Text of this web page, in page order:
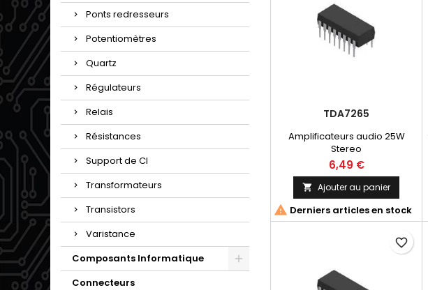
Ponts redresseurs
Potentiomètres
Quartz
Régulateurs
Relais
Résistances
Support de CI
Transformateurs
Transistors
Varistance
Composants Informatique
Connecteurs
TDA7265
Amplificateurs audio 25W
Stereo
6,49 €
 Ajouter au panier
 Derniers articles en stock
favorite_border